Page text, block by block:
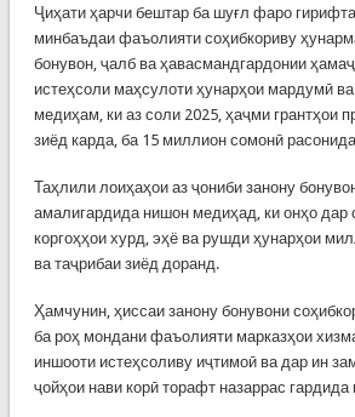
Ҷиҳати ҳарчи бештар ба шуғл фаро
минбаъдаи фаъолияти соҳибкориву
бонувон, ҷалб ва ҳавасмандгардонии
истеҳсоли маҳсулоти ҳунарҳои мардумӣ
медиҳам, ки аз соли 2025, ҳаҷми грантҳои
зиёд карда, ба 15 миллион сомонӣ
Таҳлили лоиҳаҳои аз ҷониби занону
амалигардида нишон медиҳад, ки онҳо дар
коргоҳҳои хурд, эҳё ва рушди ҳунарҳои
ва таҷрибаи зиёд доранд.
Ҳамчунин, ҳиссаи занону бонувони
ба роҳ мондани фаъолияти марказҳои
иншооти истеҳсоливу иҷтимоӣ ва дар ин
ҷойҳои нави корӣ торафт назаррас гардида